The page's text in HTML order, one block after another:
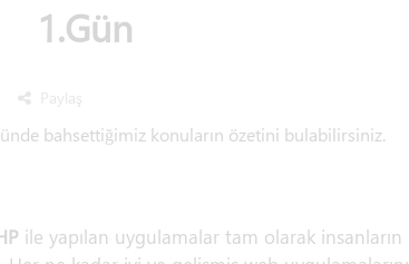
1.Gün
Paylaş
bahsettiğimiz konuların özetini bulabilirsiniz.
ile yapılan uygulamalar tam olarak insanların